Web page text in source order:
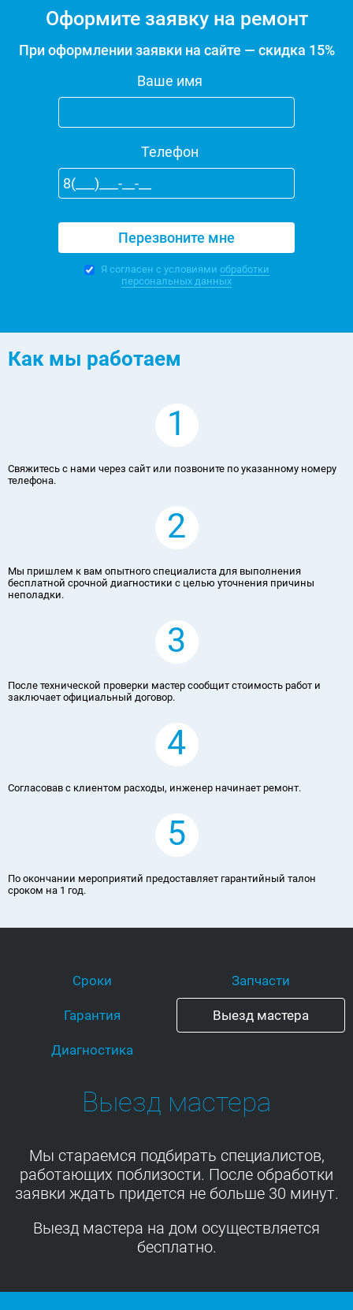
Оформите заявку на ремонт
При оформлении заявки на сайте — скидка 15%
Ваше имя
Телефон
Я согласен с условиями обработки
персональных данных
Как мы работаем
1
Свяжитесь с нами через сайт или позвоните по указанному номеру
телефона.
2
Мы пришлем к вам опытного специалиста для выполнения
бесплатной срочной диагностики с целью уточнения причины
неполадки.
3
После технической проверки мастер сообщит стоимость работ и
заключает официальный договор.
4
Согласовав с клиентом расходы, инженер начинает ремонт.
5
По окончании мероприятий предоставляет гарантийный талон
сроком на 1 год.
Сроки Запчасти
Гарантия Выезд мастера
Диагностика
Выезд мастера
Мы стараемся подбирать специалистов,
работающих поблизости. После обработки
заявки ждать придется не больше 30 минут.
Выезд мастера на дом осуществляется
бесплатно.